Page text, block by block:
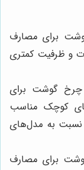
برای مصارف
و ظرفیت کمتری
چرخ گوشت برای
کوچک مناسب
به مدل‌های
برای مصارف